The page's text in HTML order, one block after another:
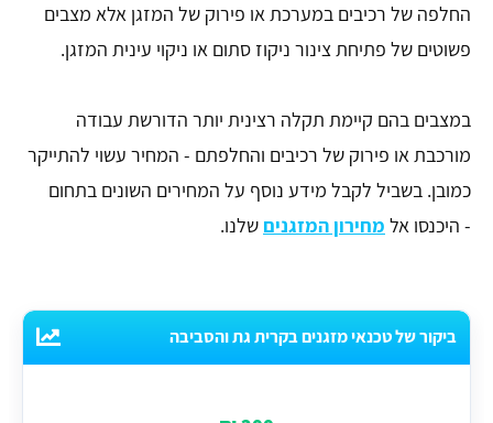
החלפה של רכיבים במערכת או פירוק של המזגן אלא מצבים
פשוטים של פתיחת צינור ניקוז סתום או ניקוי עינית המזגן.
במצבים בהם קיימת תקלה רצינית יותר הדורשת עבודה
מורכבת או פירוק של רכיבים והחלפתם - המחיר עשוי להתייקר
כמובן. בשביל לקבל מידע נוסף על המחירים השונים בתחום
- היכנסו אל מחירון המזגנים שלנו.
ביקור של טכנאי מזגנים בקרית גת והסביבה